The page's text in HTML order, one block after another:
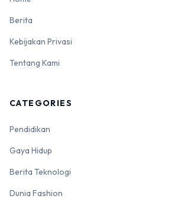
Berita
Kebijakan Privasi
Tentang Kami
CATEGORIES
Pendidikan
Gaya Hidup
Berita Teknologi
Dunia Fashion